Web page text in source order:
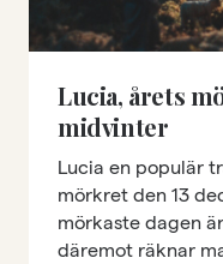
Lucia, årets
midvinter
Lucia en populär
mörkret den 13
mörkaste dagen
däremot räknar